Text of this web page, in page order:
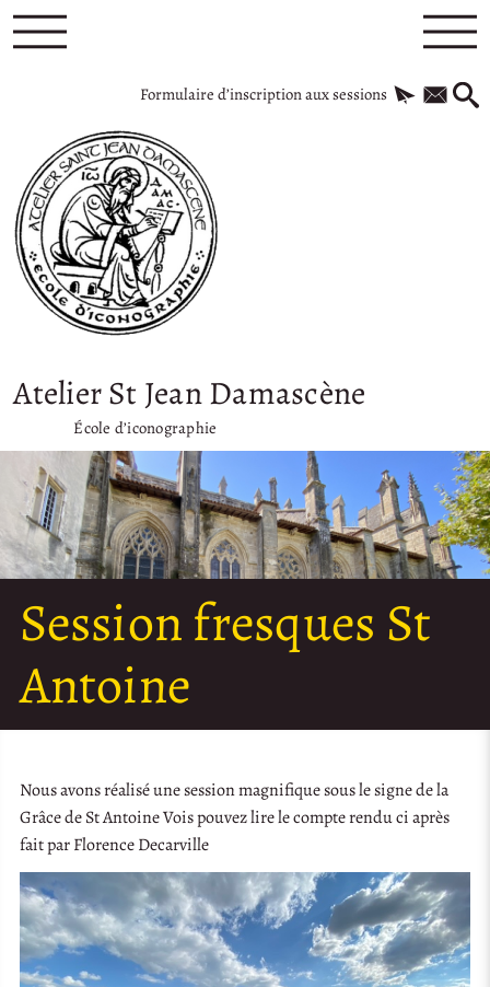
Formulaire d’inscription aux sessions
Atelier St Jean Damascène
École d’iconographie
Session fresques St
Antoine
Nous avons réalisé une session magnifique sous le signe de la
Grâce de St Antoine Vois pouvez lire le compte rendu ci après
fait par Florence Decarville